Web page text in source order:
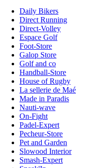
Daily Bikers
Direct Running
Direct-Volley
Espace Golf
Foot-Store
Galop Store
Golf and co
Handball-Store
House of Rugby
La sellerie de Maé
Made in Paradis
Nauti-wave
On-Fight
Padel-Expert
Pecheur-Store
Pet and Garden
Slowood Interior
Smash-Expert